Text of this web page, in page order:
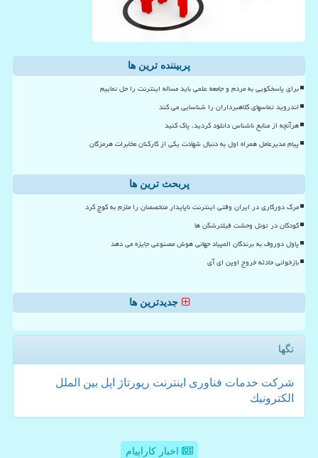
پربیننده ترین ها
برای پاسخگویی به مردم و جامعه علمی باید مساله اینترنت را حل نماییم
اندروید تماسهای کلاهبرداران را شناسایی می کند
هرآنچه از منابع ناشناس دانلود کردید، پاک کنید
پیام مدیرعامل همراه اول به دنبال شهادت یکی از کارکنان مخابرات هرمزگان
پربحث ترین ها
مرگ دورکاری در ایران وقتی اینترنت ناپایدار متخصصان را ملزم به کوچ کرد
کودکان در تونل وحشت فیلترشکن ها
پاول دوروف به برندگان المپیاد جهانی هوش مصنوعی جایزه می دهد
بازخوانی حادثه خروج اوپن ای آی
جدیدترین ها
تگها
شركت خدمات فناوری اینترنت رپورتاژ اپل بین الملل
الكترونیك
اخبار کاراپیام